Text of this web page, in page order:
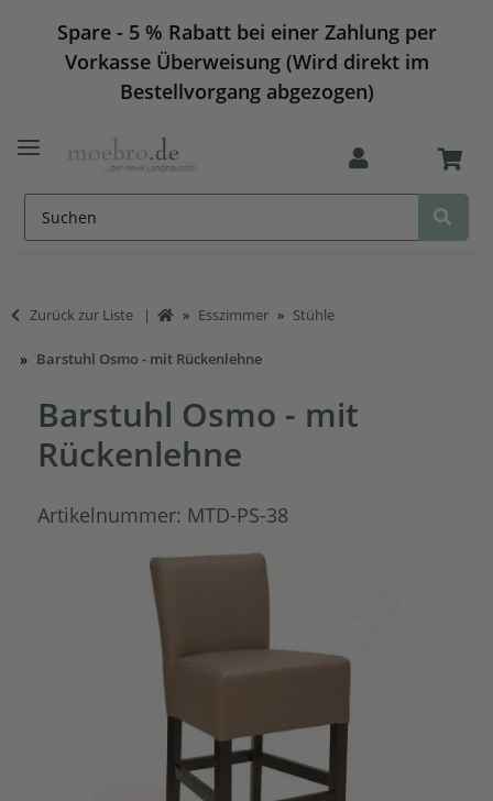
Spare - 5 % Rabatt bei einer Zahlung per
Vorkasse Überweisung (Wird direkt im
Bestellvorgang abgezogen)
Zurück zur Liste Esszimmer Stühle
Barstuhl Osmo - mit Rückenlehne
Barstuhl Osmo - mit
Rückenlehne
Artikelnummer: MTD-PS-38